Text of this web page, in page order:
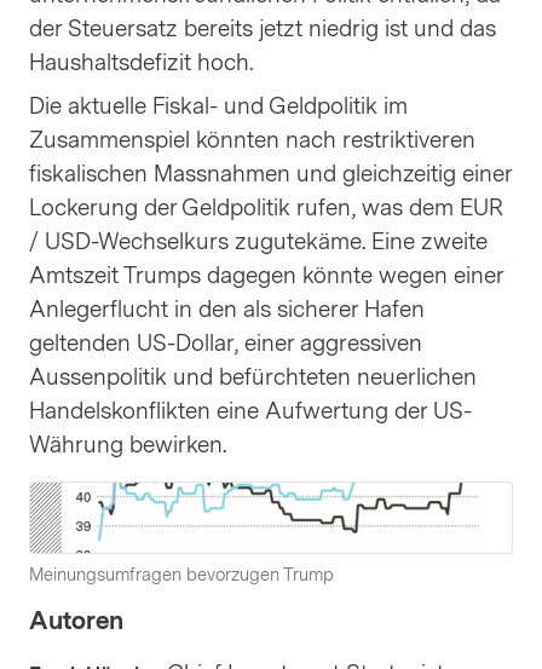
der Steuersatz bereits jetzt niedrig ist und das
Haushaltsdefizit hoch.
Die aktuelle Fiskal- und Geldpolitik im
Zusammenspiel könnten nach restriktiveren
fiskalischen Massnahmen und gleichzeitig einer
Lockerung der Geldpolitik rufen, was dem EUR
/ USD-Wechselkurs zugutekäme. Eine zweite
Amtszeit Trumps dagegen könnte wegen einer
Anlegerflucht in den als sicherer Hafen
geltenden US-Dollar, einer aggressiven
Aussenpolitik und befürchteten neuerlichen
Handelskonflikten eine Aufwertung der US-
Währung bewirken.
Meinungsumfragen bevorzugen Trump
Autoren